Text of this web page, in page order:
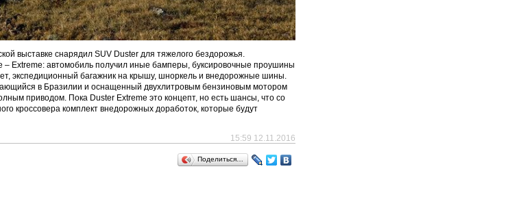
выставке снарядил SUV Duster для тяжелого бездорожья.
– Extreme: автомобиль получил иные бамперы, буксировочные проушины
экспедиционный багажник на крышу, шноркель и внедорожные шины.
в Бразилии и оснащенный двухлитровым бензиновым мотором
приводом. Пока Duster Extreme это концепт, но есть шансы, что со
кроссовера комплект внедорожных доработок, которые будут
15:59 12.11.2016
Поделиться…